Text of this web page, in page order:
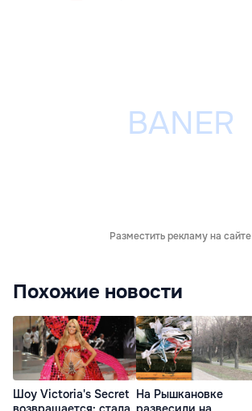
Разместить рекламу на сайте
Похожие новости
Шоу Victoria's Secret На Рышкановке